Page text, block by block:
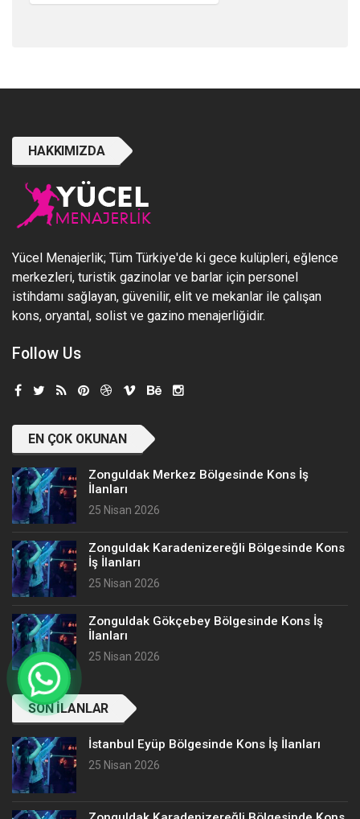
HAKKIMIZDA
Yücel Menajerlik; Tüm Türkiye'de ki gece kulüpleri, eğlence
merkezleri, turistik gazinolar ve barlar için personel
istihdamı sağlayan, güvenilir, elit ve mekanlar ile çalışan
kons, oryantal, solist ve gazino menajerliğidir.
Follow Us
EN ÇOK OKUNAN
Zonguldak Merkez Bölgesinde Kons İş
İlanları
25 Nisan 2026
Zonguldak Karadenizereğli Bölgesinde Kons
İş İlanları
25 Nisan 2026
Zonguldak Gökçebey Bölgesinde Kons İş
İlanları
25 Nisan 2026
SON İLANLAR
İstanbul Eyüp Bölgesinde Kons İş İlanları
25 Nisan 2026